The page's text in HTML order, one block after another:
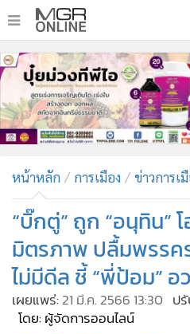
• หน้าหลัก
ทันเหตุการณ์
• ภาคใต้
• ภูมิภาค
• บันเทิง
ผู้จัดการรายวัน
คอลัมนิสต์
• ละคร
• CbizReview
• Cyber BIZ
หน้าหลัก การเมือง ข่าวการเ
“บิ๊กตู่” ถูก “อนุทิน” โ
มิตรภาพ ปลื้มพรรค
ไม่มีดีล ชี้ “พี่ป้อม”
เผยแพร่: 21 มี.ค. 2566 13:30 ป
โดย: ผู้จัดการออนไลน์